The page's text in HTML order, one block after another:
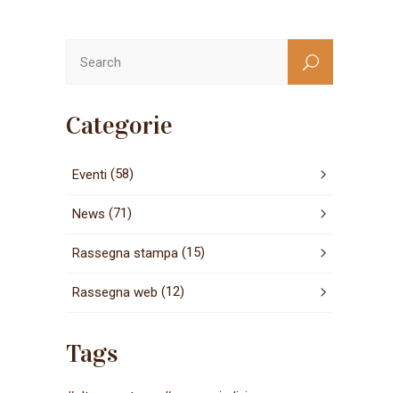
Categorie
Eventi (58)
News (71)
Rassegna stampa (15)
Rassegna web (12)
Tags